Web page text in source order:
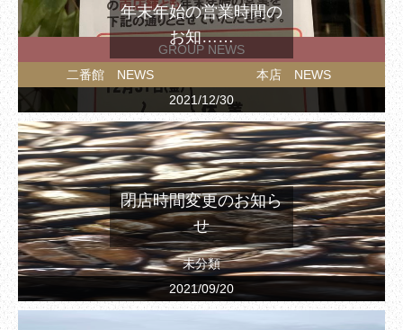
GROUP NEWS
二番館 NEWS
本店 NEWS
2021/12/30
年末年始の営業時間の
お知……
未分類
2021/09/20
閉店時間変更のお知ら
せ